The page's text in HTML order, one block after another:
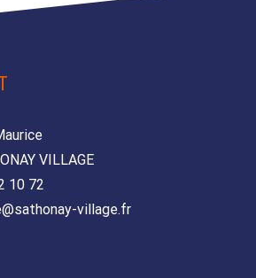
VILLAGE
10 72
village.fr